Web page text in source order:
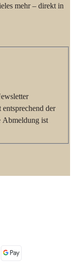
mehr – direkt in
der
Abmeldung ist